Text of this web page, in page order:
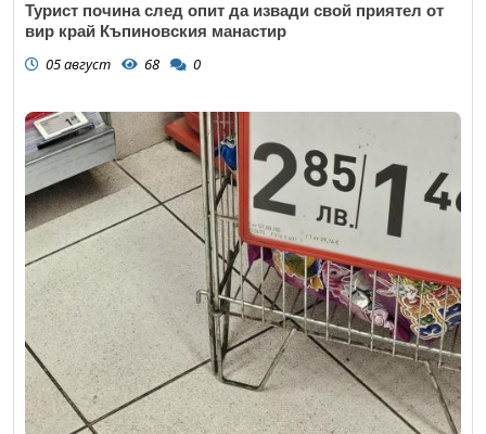
Турист почина след опит да извади свой приятел от
вир край Къпиновския манастир
05 август 68 0